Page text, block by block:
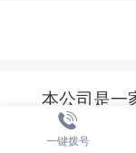
本公司是一
型企业，同时
一键拨号